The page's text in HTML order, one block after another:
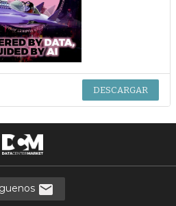
DESCARGAR